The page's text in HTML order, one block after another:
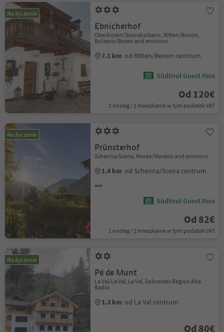
Na życzenie
Ebnicherhof
Oberbozen/Soprabolzano, Ritten/Renon,
Bolzano/Bozen and environs
7.1 km od Ritten/Renon centrum
Südtirol Guest Pass
Od 120€
1 nocleg / 1 mieszkanie w tym podatek VAT
Na życzenie
Prünsterhof
Schenna/Scena, Meran/Merano and environs
1.4 km od Schenna/Scena centrum
Südtirol Guest Pass
Od 82€
1 nocleg / 1 mieszkanie w tym podatek VAT
Na życzenie
Pé de Munt
La Val/La Val, La Val, Dolomites Region Alta
Badia
1.3 km od La Val centrum
Od 80€